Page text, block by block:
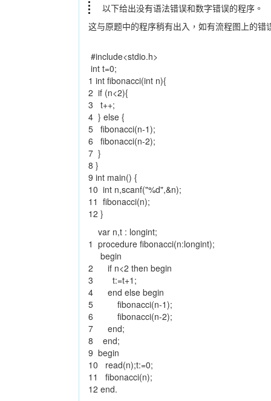
以下给出没有语法错误和数字错误的程序。
这与原题中的程序稍有出入，如有流程图上的错
#include<stdio.h>
int t=0;
1 int fibonacci(int n){
2 if (n<2){
3 t++;
4 } else {
5 fibonacci(n-1);
6 fibonacci(n-2);
7 }
8 }
9 int main() {
10 int n,scanf("%d",&n);
11 fibonacci(n);
12 }
var n,t : longint;
1 procedure fibonacci(n:longint);
begin
2 if n<2 then begin
3 t:=t+1;
4 end else begin
5 fibonacci(n-1);
6 fibonacci(n-2);
7 end;
8 end;
9 begin
10 read(n);t:=0;
11 fibonacci(n);
12 end.